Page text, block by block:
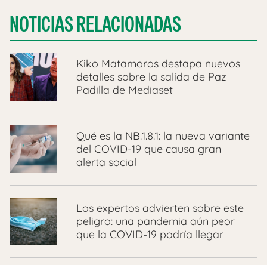
NOTICIAS RELACIONADAS
Kiko Matamoros destapa nuevos
detalles sobre la salida de Paz
Padilla de Mediaset
Qué es la NB.1.8.1: la nueva variante
del COVID-19 que causa gran
alerta social
Los expertos advierten sobre este
peligro: una pandemia aún peor
que la COVID-19 podría llegar